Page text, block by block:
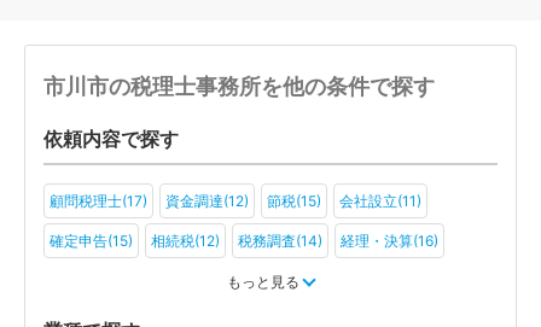
市川市の税理士事務所を他の条件で探す
依頼内容で探す
顧問税理士(17) 資金調達(12) 節税(15) 会社設立(11)
確定申告(15) 相続税(12) 税務調査(14) 経理・決算(16)
もっと見る